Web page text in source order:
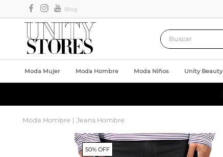
Blog
Buscar
Moda Mujer Moda Hombre Moda Niños Unity Beauty
Moda Hombre Jeans Hombre
50% OFF